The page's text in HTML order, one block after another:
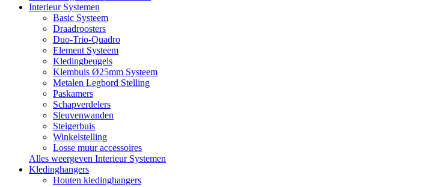
Interieur Systemen
Basic Systeem
Draadroosters
Duo-Trio-Quadro
Element Systeem
Kledingbeugels
Klembuis Ø25mm Systeem
Metalen Legbord Stelling
Paskamers
Schapverdelers
Sleuvenwanden
Steigerbuis
Winkelstelling
Losse muur accessoires
Alles weergeven Interieur Systemen
Kledinghangers
Houten kledinghangers